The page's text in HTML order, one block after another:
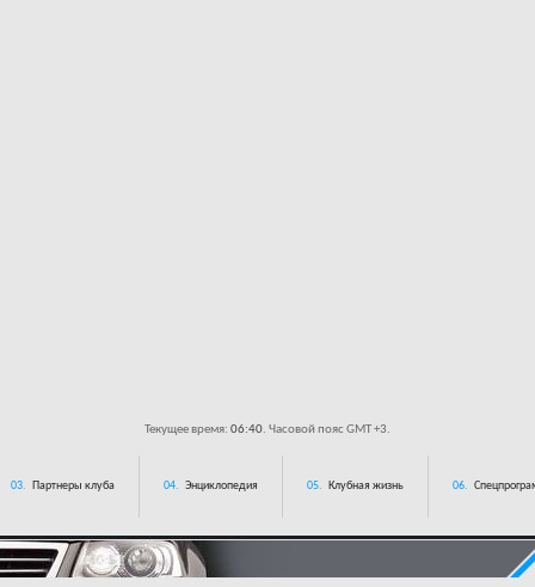
Текущее время: 06:40. Часовой пояс GMT +3.
03. Партнеры клуба 04. Энциклопедия 05. Клубная жизнь 06.